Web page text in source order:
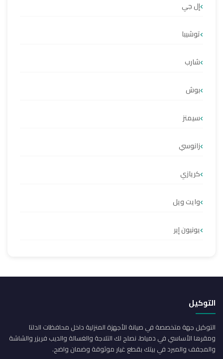
إل جي
توشيبا
شارب
بوش
سيمنز
زانوسي
كريازي
وايت ويل
يونيون إير
التوكيل
التوكيل جهة متخصصة في صيانة الأجهزة المنزلية داخل محافظات الدلتا
ومقرها الأساسي في دمياط. نصلح لك التلاجة والغسالة والديب فريزر والشاشة
والمجفف والمبرد في بيتك بقطع غيار موثوقة وضمان واضح.